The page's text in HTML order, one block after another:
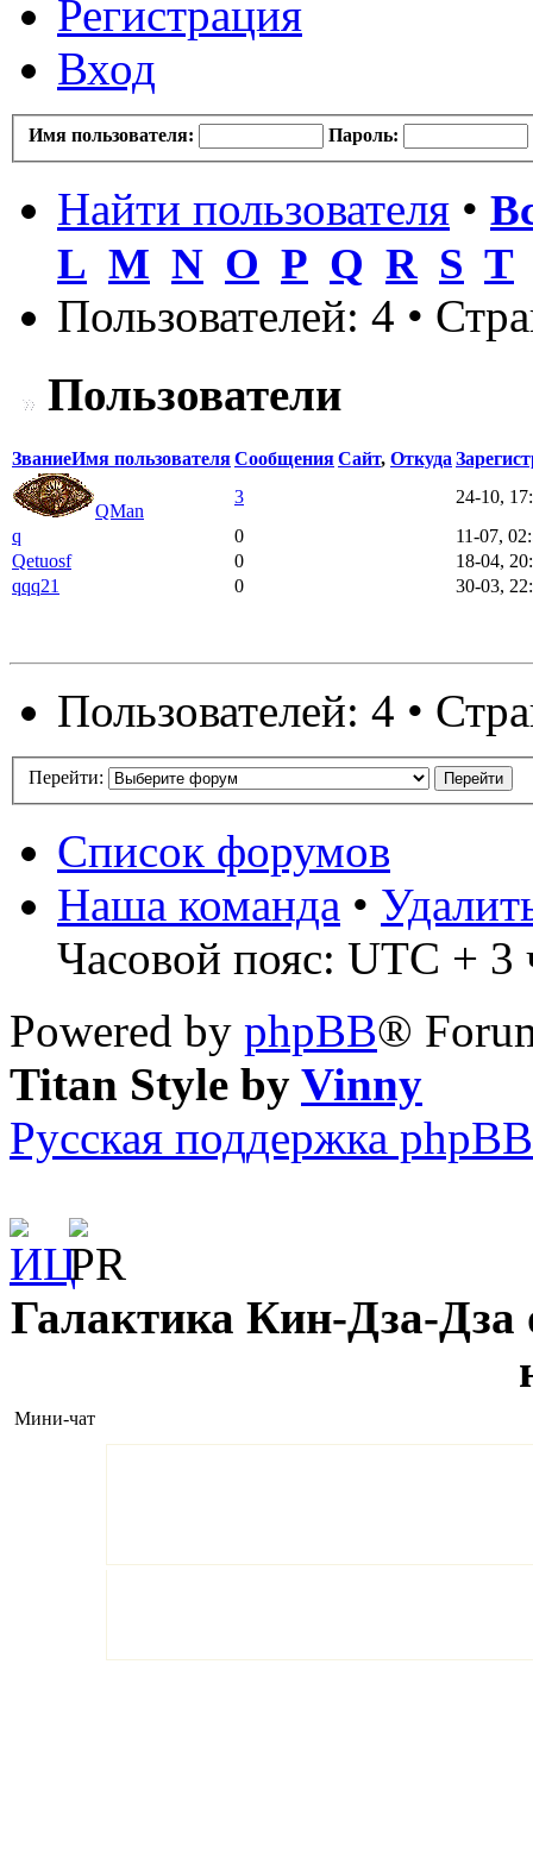
Регистрация
Вход
Имя пользователя: Пароль:
Найти пользователя •
L M N O P Q R S T
Пользователей: 4 •
Пользователи
ЗваниеИмя пользователяСообщенияСайт, Откуда
QMan
3
24-10,
q
0
11-07,
Qetuosf
0
18-04,
qqq21
0 30-03,
Пользователей: 4 •
Перейти:
Список форумов
Наша команда •
Часовой пояс: UTC + 3
Powered by phpBB®
Titan Style by Vinny
Русская поддержка phpBB
Галактика Кин-Дза-Дза
Мини-чат